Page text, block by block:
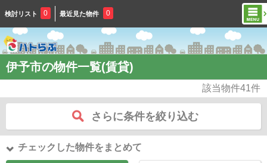
検討リスト 0 最近見た物件 0
伊予市の物件一覧(賃貸)
該当物件41件
さらに条件を絞り込む
チェックした物件をまとめて